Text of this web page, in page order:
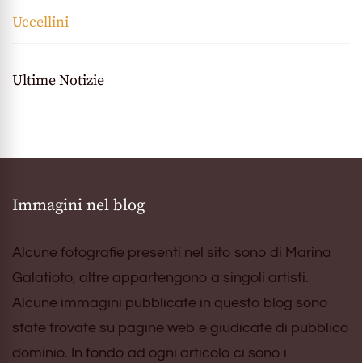
Uccellini
Ultime Notizie
Immagini nel blog
Alcune fotografie presenti nel sito sono di Marina
Galatioto, altre appartengono a singoli artisti.
Alcune immagini pubblicate in questo blog sono
state trovate su pagine web e giudicate di pubblico
dominio. In fondo ad ogni articolo ci sono i